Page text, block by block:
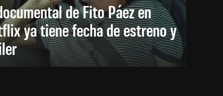
de Fito Páez en
ya tiene fecha de estreno y